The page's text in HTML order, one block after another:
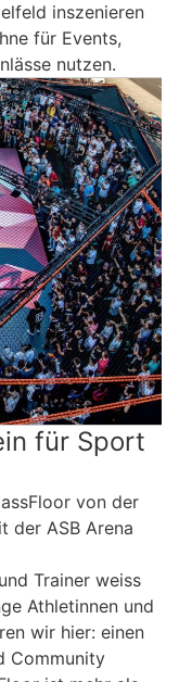
inszenieren
für Events,
nutzen.
für Sport
von der
der ASB Arena
Trainer weiss
Athletinnen und
wir hier: einen
Community